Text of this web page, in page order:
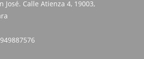
José. Calle Atienza 4, 19003,
949887576